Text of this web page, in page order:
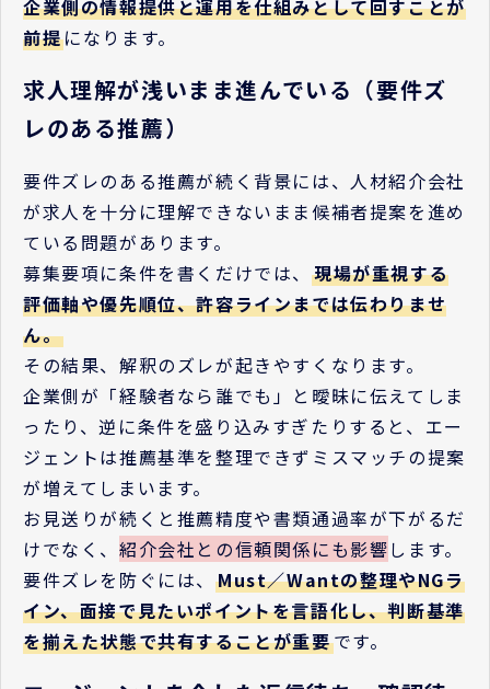
企業側の情報提供と運用を仕組みとして回すことが
前提になります。
求人理解が浅いまま進んでいる（要件ズ
レのある推薦）
要件ズレのある推薦が続く背景には、人材紹介会社
が求人を十分に理解できないまま候補者提案を進め
ている問題があります。
募集要項に条件を書くだけでは、 現場が重視する
評価軸や優先順位、許容ラインまでは伝わりませ
ん。
その結果、解釈のズレが起きやすくなります。
企業側が「経験者なら誰でも」と曖昧に伝えてしま
ったり、逆に条件を盛り込みすぎたりすると、エー
ジェントは推薦基準を整理できずミスマッチの提案
が増えてしまいます。
お見送りが続くと推薦精度や書類通過率が下がるだ
けでなく、 紹介会社との信頼関係にも影響します。
要件ズレを防ぐには、 Must／Wantの整理やNGラ
イン、面接で見たいポイントを言語化し、判断基準
を揃えた状態で共有することが重要です。